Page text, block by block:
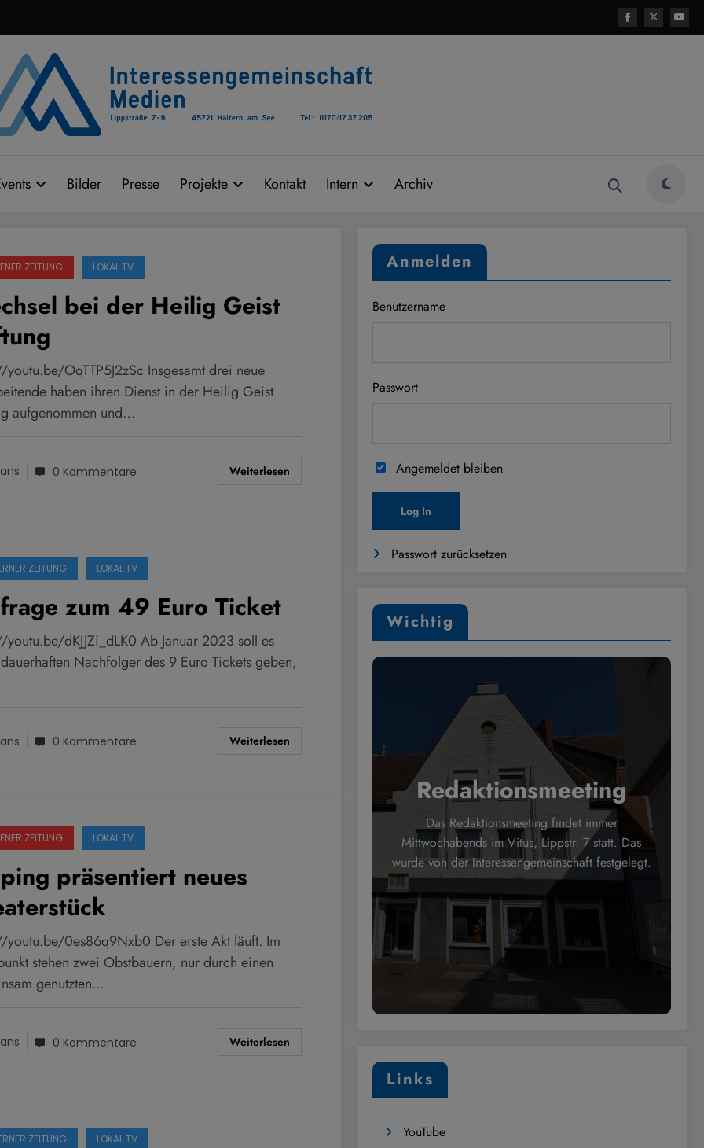
Bilder Presse Projekte Kontakt Intern Archiv
ZEITUNG LOKAL TV
bei der Heilig Geist
youtu.be/OqTTP5J2zSc Insgesamt drei neue
haben ihren Dienst in der Heilig Geist
aufgenommen und…
0 Kommentare Weiterlesen
ZEITUNG LOKAL TV
zum 49 Euro Ticket
youtu.be/dKJJZi_dLK0 Ab Januar 2023 soll es
Nachfolger des 9 Euro Tickets geben,
0 Kommentare Weiterlesen
ZEITUNG LOKAL TV
präsentiert neues
youtu.be/0es86q9Nxb0 Der erste Akt läuft. Im
stehen zwei Obstbauern, nur durch einen
genutzten…
0 Kommentare Weiterlesen
ZEITUNG LOKAL TV
Anmelden
Benutzername
Passwort
Angemeldet bleiben
Passwort zurücksetzen
Wichtig
Redaktionsmeeting
Das Redaktionsmeeting findet immer
Mittwochabends im Vitus, Lippstr. 7 statt. Das
wurde von der Interessengemeinschaft festgelegt.
Links
YouTube